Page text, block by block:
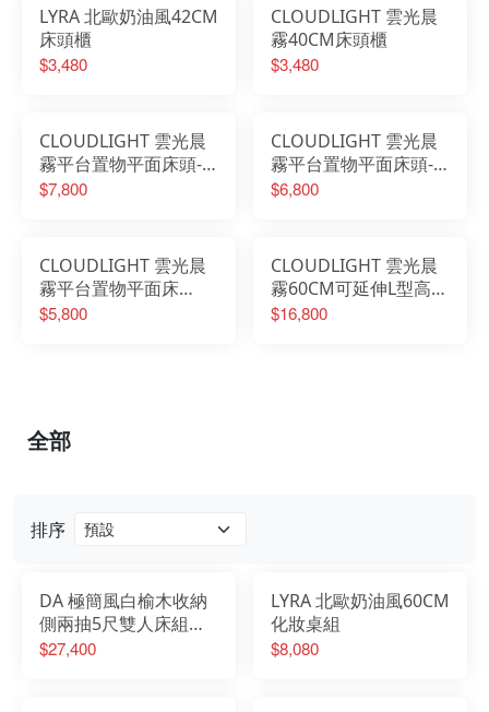
LYRA 北歐奶油風42CM
床頭櫃
$3,480
CLOUDLIGHT 雲光晨
霧40CM床頭櫃
$3,480
CLOUDLIGHT 雲光晨
霧平台置物平面床頭-6
尺
$7,800
CLOUDLIGHT 雲光晨
霧平台置物平面床頭-5
尺
$6,800
CLOUDLIGHT 雲光晨
霧平台置物平面床
頭-3.5尺
$5,800
CLOUDLIGHT 雲光晨
霧60CM可延伸L型高被
櫥梳桌櫃組
$16,800
排序
DA 極簡風白榆木收納
側兩抽5尺雙人床組搭
配床邊櫃
$27,400
LYRA 北歐奶油風60CM
化妝桌組
$8,080
全部